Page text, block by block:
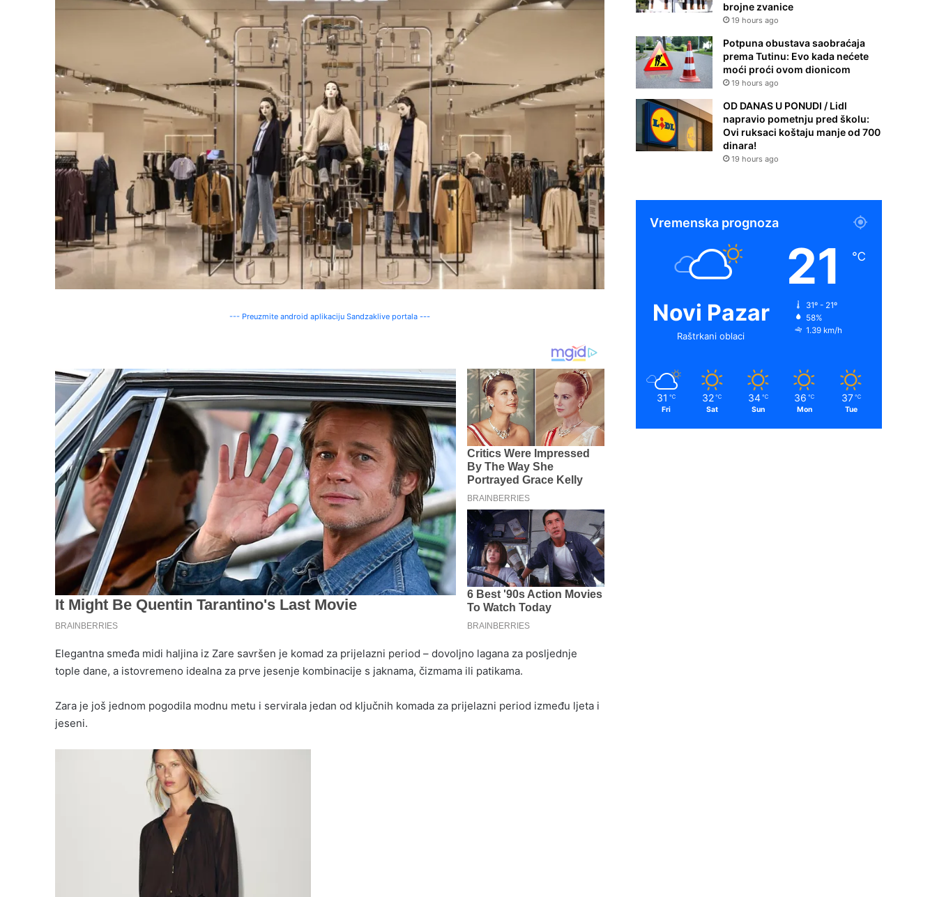
--- Preuzmite android aplikaciju Sandzaklive portala ---
Elegantna smeđa midi haljina iz Zare savršen je komad za prijelazni period – dovoljno lagana za posljednje
tople dane, a istovremeno idealna za prve jesenje kombinacije s jaknama, čizmama ili patikama.
Zara je još jednom pogodila modnu metu i servirala jedan od ključnih komada za prijelazni period između ljeta i
jeseni.
brojne zvanice
19 hours ago
Potpuna obustava saobraćaja
prema Tutinu: Evo kada nećete
moći proći ovom dionicom
19 hours ago
OD DANAS U PONUDI / Lidl
napravio pometnju pred školu:
Ovi ruksaci koštaju manje od 700
dinara!
19 hours ago
Vremenska prognoza
Novi Pazar
Raštrkani oblaci
21 ℃
31º - 21º
58%
1.39 km/h
31 ℃
Fri
32 ℃
Sat
34 ℃
Sun
36 ℃
Mon
37 ℃
Tue